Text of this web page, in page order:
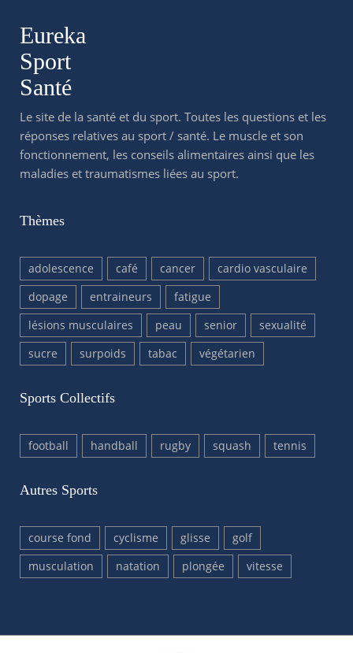
Eureka
Sport
Santé
Le site de la santé et du sport. Toutes les questions et les
réponses relatives au sport / santé. Le muscle et son
fonctionnement, les conseils alimentaires ainsi que les
maladies et traumatismes liées au sport.
Thèmes
adolescence café cancer
cardio vasculaire
dopage
entraineurs
fatigue
lésions musculaires
peau senior
sexualité
sucre
surpoids tabac végétarien
Sports Collectifs
football handball rugby squash tennis
Autres Sports
course fond cyclisme glisse
golf
musculation
natation plongée vitesse